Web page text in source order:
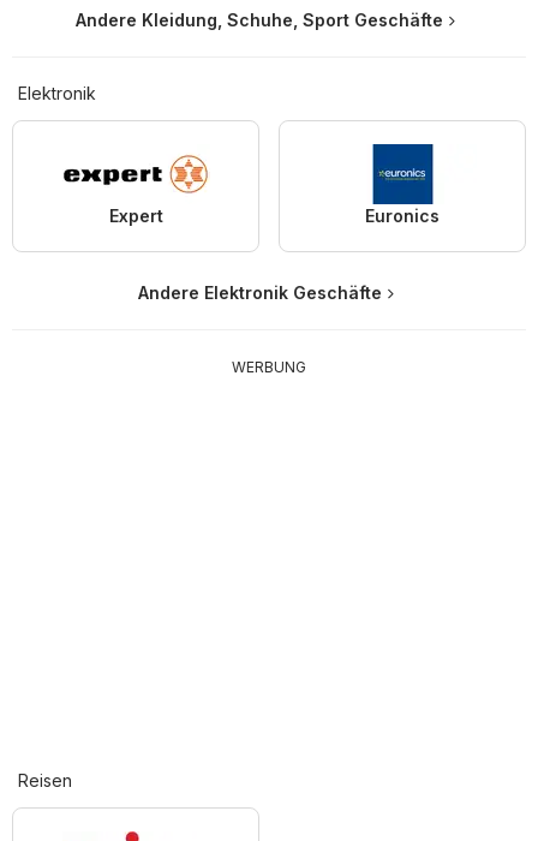
Andere Kleidung, Schuhe, Sport Geschäfte
Elektronik
Expert Euronics
Andere Elektronik Geschäfte
WERBUNG
Reisen